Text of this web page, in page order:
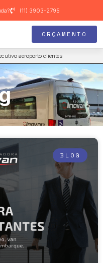
(11) 3903-2795
ORÇAMENTO
aeroporto clientes
BLOG